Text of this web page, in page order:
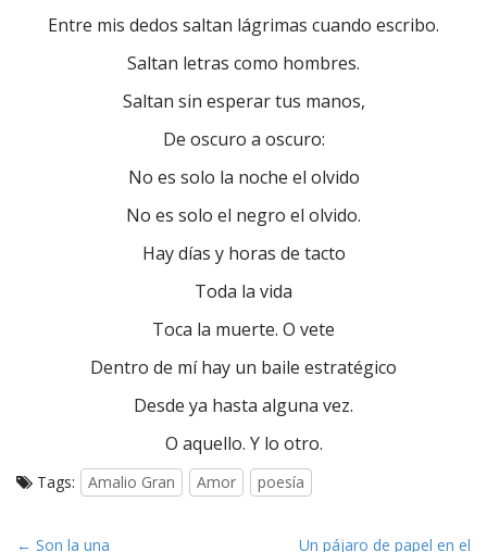
Entre mis dedos saltan lágrimas cuando escribo.
Saltan letras como hombres.
Saltan sin esperar tus manos,
De oscuro a oscuro:
No es solo la noche el olvido
No es solo el negro el olvido.
Hay días y horas de tacto
Toda la vida
Toca la muerte. O vete
Dentro de mí hay un baile estratégico
Desde ya hasta alguna vez.
O aquello. Y lo otro.
Tags: Amalio Gran Amor poesía
← Son la una
Un pájaro de papel en el